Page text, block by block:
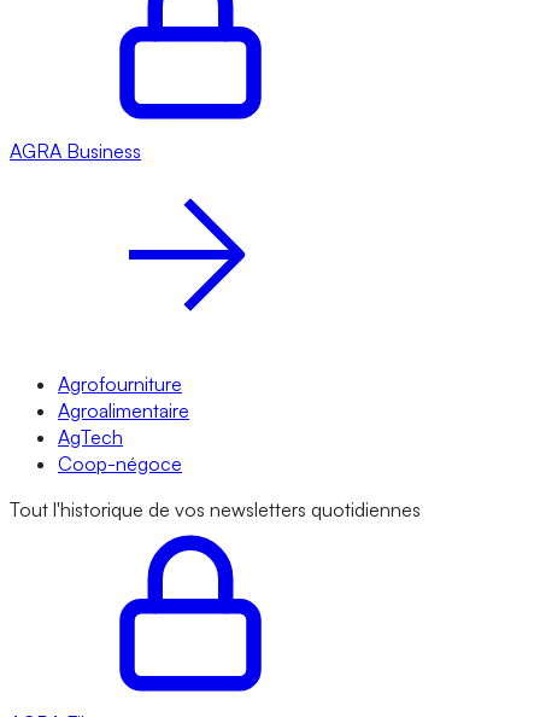
AGRA Business
Agrofourniture
Agroalimentaire
AgTech
Coop-négoce
Tout l'historique de vos newsletters quotidiennes